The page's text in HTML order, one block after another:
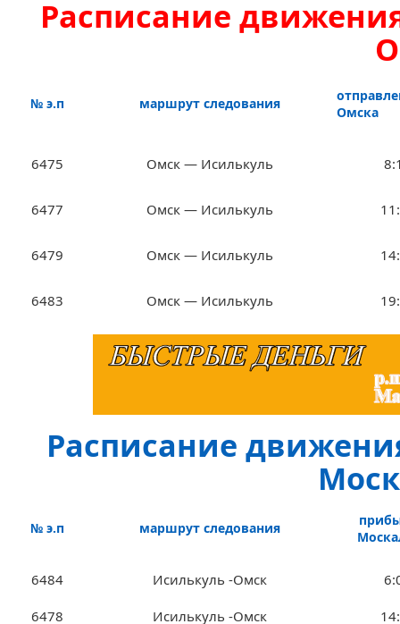
Расписание
№ э.п маршрут следования
Омска
6475 Омск — Исилькуль
6477 Омск — Исилькуль
6479 Омск — Исилькуль
6483 Омск — Исилькуль
Расписание
№ э.п маршрут следования
6484 Исилькуль -Омск
6478 Исилькуль -Омск